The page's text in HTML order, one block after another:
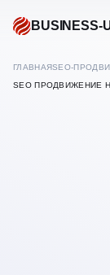
BUSINESS-
ГЛАВНАЯSEO-
SEO ПРОДВИЖЕНИЕ